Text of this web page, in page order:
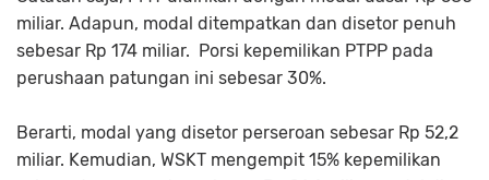
miliar. Adapun, modal ditempatkan dan disetor penuh
sebesar Rp 174 miliar. Porsi kepemilikan PTPP pada
perushaan patungan ini sebesar 30%.
Berarti, modal yang disetor perseroan sebesar Rp 52,2
miliar. Kemudian, WSKT mengempit 15% kepemilikan